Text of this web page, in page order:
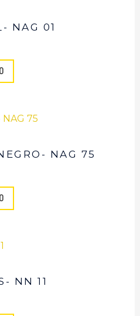
NAG 01
NAG 75
NN 11